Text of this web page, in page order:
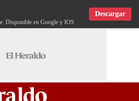
Disponible en Google y IOS
Descargar